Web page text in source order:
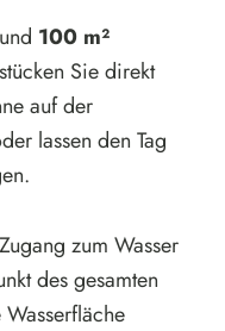
100 m²
Sie direkt
auf der
lassen den Tag
zum Wasser
des gesamten